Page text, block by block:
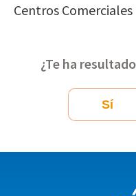
Centros
¿Te ha
Sí